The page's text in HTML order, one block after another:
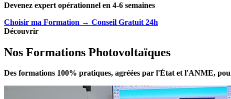
Devenez expert opérationnel en 4-6 semaines
Choisir ma Formation → Conseil Gratuit 24h
Découvrir
Nos Formations Photovoltaïques
Des formations 100% pratiques, agréées par l'État et l'ANME,